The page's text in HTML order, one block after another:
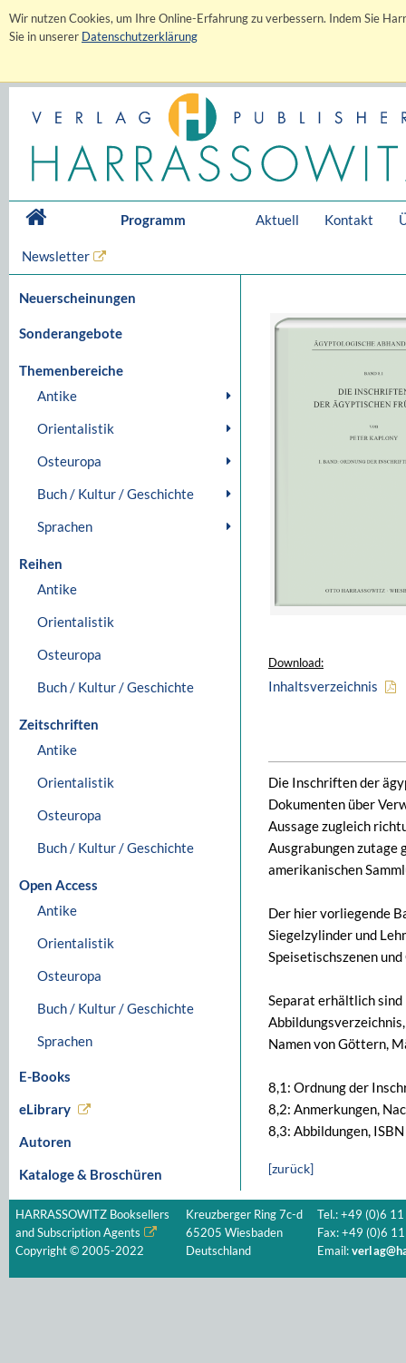
Wir nutzen Cookies, um Ihre Online-Erfahrung zu verbessern. Indem Sie
Sie in unserer Datenschutzerklärung
Programm Aktuell Kontakt
Newsletter
Neuerscheinungen
Sonderangebote
Themenbereiche
Antike
Orientalistik
Osteuropa
Buch / Kultur / Geschichte
Sprachen
Reihen
Antike
Orientalistik
Osteuropa
Buch / Kultur / Geschichte
Zeitschriften
Antike
Orientalistik
Osteuropa
Buch / Kultur / Geschichte
Open Access
Antike
Orientalistik
Osteuropa
Buch / Kultur / Geschichte
Sprachen
E-Books
eLibrary
Autoren
Kataloge & Broschüren
Download:
Inhaltsverzeichnis
Die Inschriften der
Dokumenten über
Aussage zugleich
Ausgrabungen zutage
amerikanischen
Der hier vorliegende
Siegelzylinder und
Speisetischszenen
Separat erhältlich sind
Namen von Göttern,
8,1: Ordnung der
8,2: Anmerkungen,
8,3: Abbildungen,
[zurück]
HARRASSOWITZ Booksellers
and Subscription Agents
Copyright © 2005-2022
Kreuzberger Ring 7c-d
65205 Wiesbaden
Deutschland
Tel.: +49 (0)6
Fax: +49 (0)6
Email: